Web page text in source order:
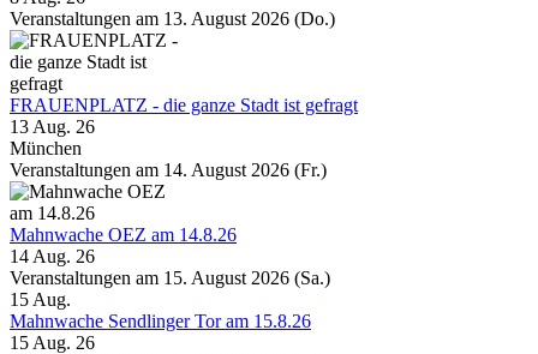
Veranstaltungen am 13. August 2026 (Do.)
FRAUENPLATZ - die ganze Stadt ist gefragt
13 Aug. 26
München
Veranstaltungen am 14. August 2026 (Fr.)
Mahnwache OEZ am 14.8.26
14 Aug. 26
Veranstaltungen am 15. August 2026 (Sa.)
15 Aug.
Mahnwache Sendlinger Tor am 15.8.26
15 Aug. 26